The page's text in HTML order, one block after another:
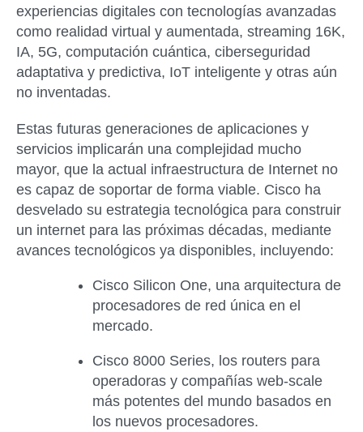
experiencias digitales con tecnologías avanzadas
como realidad virtual y aumentada, streaming 16K,
IA, 5G, computación cuántica, ciberseguridad
adaptativa y predictiva, IoT inteligente y otras aún
no inventadas.
Estas futuras generaciones de aplicaciones y
servicios implicarán una complejidad mucho
mayor, que la actual infraestructura de Internet no
es capaz de soportar de forma viable. Cisco ha
desvelado su estrategia tecnológica para construir
un internet para las próximas décadas, mediante
avances tecnológicos ya disponibles, incluyendo:
Cisco Silicon One, una arquitectura de
procesadores de red única en el
mercado.
Cisco 8000 Series, los routers para
operadoras y compañías web-scale
más potentes del mundo basados ​​en
los nuevos procesadores.